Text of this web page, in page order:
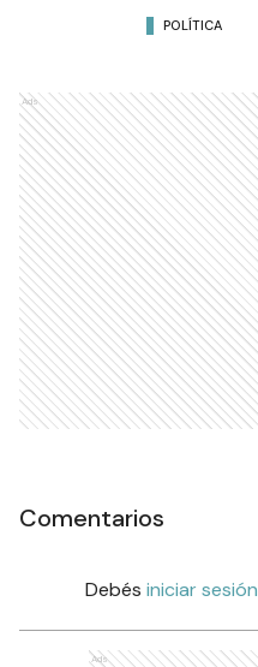
POLÍTICA
Ads
Comentarios
Debés iniciar sesión
Ads